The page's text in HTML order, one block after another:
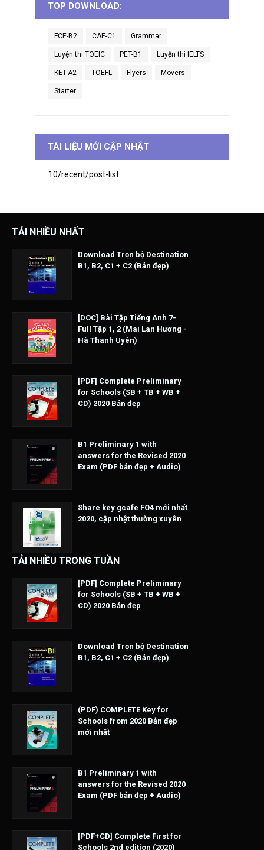
TOP DOWNLOAD:
FCE-B2 CAE-C1 Grammar
Luyện thi TOEIC PET-B1 Luyện thi IELTS
KET-A2 TOEFL Flyers Movers
Starter
TÀI LIỆU MỚI CẬP NHẬT
10/recent/post-list
TẢI NHIỀU NHẤT
Download Trọn bộ Destination
B1, B2, C1 + C2 (Bản đẹp)
[DOC] Bài Tập Tiếng Anh 7-
Full Tập 1, 2 (Mai Lan Hương -
Hà Thanh Uyên)
[PDF] Complete Preliminary
for Schools (SB + TB + WB +
CD) 2020 Bản đẹp
B1 Preliminary 1 with
answers for the Revised 2020
Exam (PDF bản đẹp + Audio)
Share key gcafe FO4 mới nhất
2020, cập nhật thường xuyên
TẢI NHIỀU TRONG TUẦN
[PDF] Complete Preliminary
for Schools (SB + TB + WB +
CD) 2020 Bản đẹp
Download Trọn bộ Destination
B1, B2, C1 + C2 (Bản đẹp)
(PDF) COMPLETE Key for
Schools from 2020 Bản đẹp
mới nhất
B1 Preliminary 1 with
answers for the Revised 2020
Exam (PDF bản đẹp + Audio)
[PDF+CD] Complete First for
Schools 2nd edition (2020)